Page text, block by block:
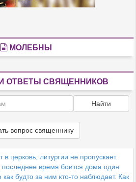
МОЛЕБНЫ
ОТВЕТЫ СВЯЩЕННИКОВ
Найти
вопрос священнику
церковь, литургии не пропускает.
последнее время боится дома один
как будто за ним кто-то наблюдает. Как